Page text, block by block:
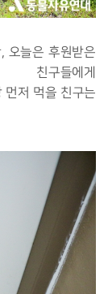
오늘은 후원받은
구들에게
먼저 먹을 친구는